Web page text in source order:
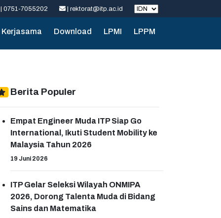
| 0751-7055202 | rektorat@itp.ac.id
Kerjasama Download LPMI LPPM
Berita Populer
Empat Engineer Muda ITP Siap Go
International, Ikuti Student Mobility ke
Malaysia Tahun 2026
19 Juni 2026
ITP Gelar Seleksi Wilayah ONMIPA
2026, Dorong Talenta Muda di Bidang
Sains dan Matematika